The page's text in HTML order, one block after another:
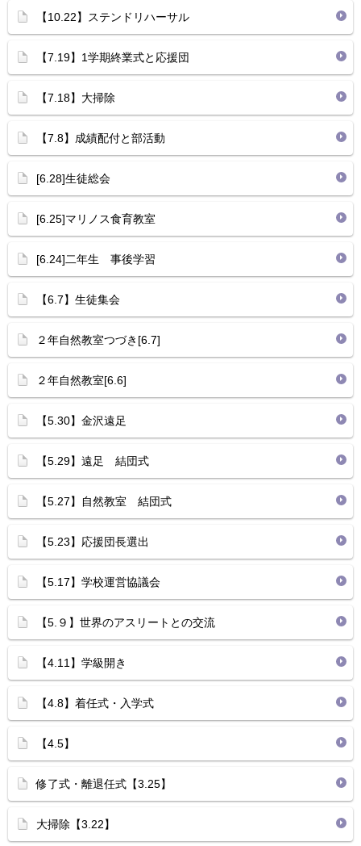
【10.22】ステンドリハーサル
【7.19】1学期終業式と応援団
【7.18】大掃除
【7.8】成績配付と部活動
[6.28]生徒総会
[6.25]マリノス食育教室
[6.24]二年生 事後学習
【6.7】生徒集会
２年自然教室つづき[6.7]
２年自然教室[6.6]
【5.30】金沢遠足
【5.29】遠足 結団式
【5.27】自然教室 結団式
【5.23】応援団長選出
【5.17】学校運営協議会
【5.９】世界のアスリートとの交流
【4.11】学級開き
【4.8】着任式・入学式
【4.5】
修了式・離退任式【3.25】
大掃除【3.22】